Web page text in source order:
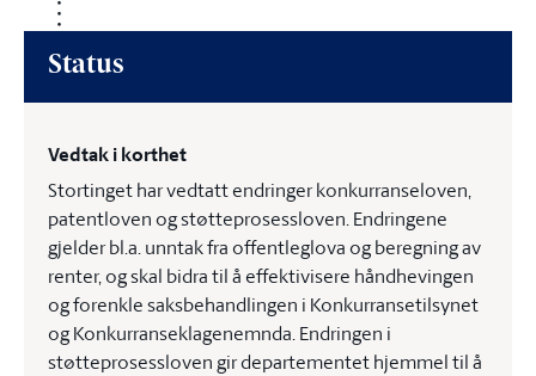
Status
Vedtak i korthet
Stortinget har vedtatt endringer konkurranseloven,
patentloven og støtteprosessloven. Endringene
gjelder bl.a. unntak fra offentleglova og beregning av
renter, og skal bidra til å effektivisere håndhevingen
og forenkle saksbehandlingen i Konkurransetilsynet
og Konkurranseklagenemnda. Endringen i
støtteprosessloven gir departementet hjemmel til å